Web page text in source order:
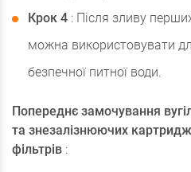
Крок 4 : Після зливу
можна використовувати
безпечної питної води.
Попереднє замочування
та знезалізнюючих
фільтрів :